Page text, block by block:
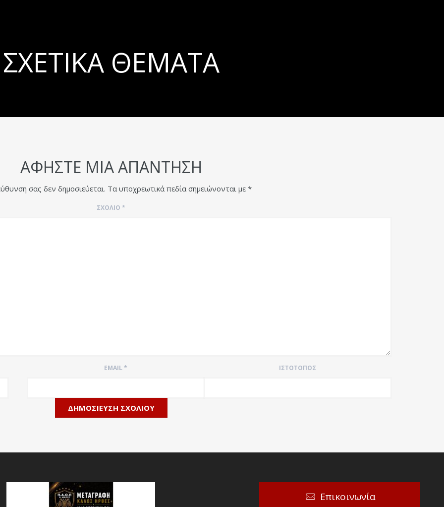
ΣΧΕΤΙΚΆ ΘΈΜΑΤΑ
ΑΦΉΣΤΕ ΜΙΑ ΑΠΆΝΤΗΣΗ
σας δεν δημοσιεύεται. Τα υποχρεωτικά πεδία σημειώνονται με *
ΣΧΌΛΙΟ *
EMAIL* ΙΣΤΌΤΟΠΟΣ
Επικοινωνία